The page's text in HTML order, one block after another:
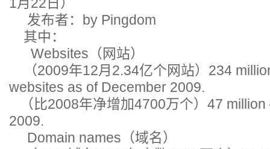
1月22日）
发布者：by Pingdom
其中：
Websites（网站）
（2009年12月2.34亿个网站）234
websites as of December 2009.
（比2008年净增加4700万个）47
2009.
Domain names（域名）